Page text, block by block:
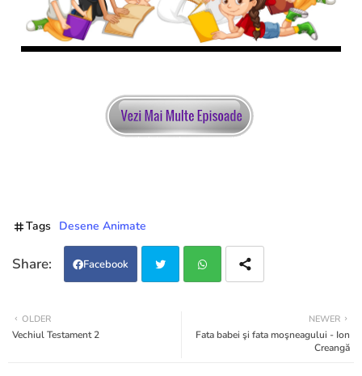
Tags Desene Animate
Facebook
atsa
NEWER
Fata babei şi fata moşneagului - Ion
Creangă
OLDER
Vechiul Testament 2